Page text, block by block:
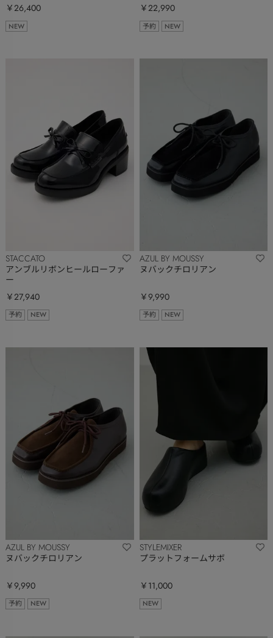
￥26,400
NEW
￥22,990
予約 NEW
STACCATO
アンブルリボンヒールローファ
ー
￥27,940
予約 NEW
AZUL BY MOUSSY
ヌバックチロリアン
￥9,990
予約 NEW
AZUL BY MOUSSY
ヌバックチロリアン
￥9,990
予約 NEW
STYLEMIXER
プラットフォームサボ
￥11,000
NEW